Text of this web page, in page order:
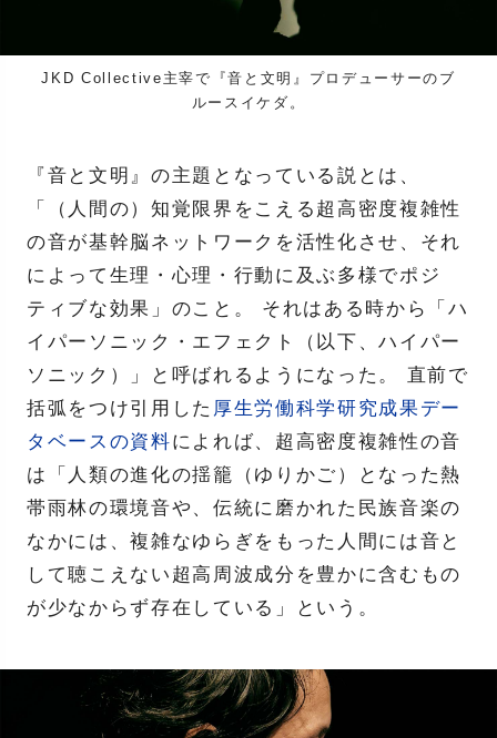
JKD Collective主宰で『音と文明』プロデューサーのブ
ルースイケダ。
『音と文明』の主題となっている説とは、
「（人間の）知覚限界をこえる超高密度複雑性
の音が基幹脳ネットワークを活性化させ、それ
によって生理・心理・行動に及ぶ多様でポジ
ティブな効果」のこと。 それはある時から「ハ
イパーソニック・エフェクト（以下、ハイパー
ソニック）」と呼ばれるようになった。 直前で
括弧をつけ引用した 厚生労働科学研究成果デー
タベースの資料によれば、超高密度複雑性の音
は「人類の進化の揺籠（ゆりかご）となった熱
帯雨林の環境音や、伝統に磨かれた民族音楽の
なかには、複雑なゆらぎをもった人間には音と
して聴こえない超高周波成分を豊かに含むもの
が少なからず存在している」という。